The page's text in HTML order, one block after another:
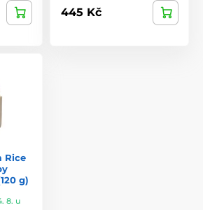
445 Kč
Rice
g)
8. u